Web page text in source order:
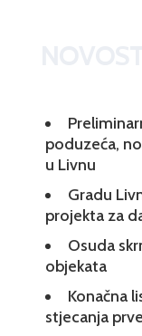
poduzeća,
u Livnu
Gradu
projekta za
Osuda
objekata
Konačna
stjecanja